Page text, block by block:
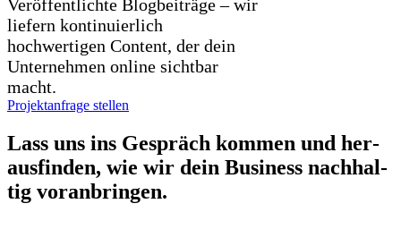
Veröffentlichte Blogbeiträge – wir
liefern kontinuierlich
hochwertigen Content, der dein
Unternehmen online sichtbar
macht.
Projektanfrage stellen
Lass uns ins Gespräch kom­men und her­
aus­fin­den, wie wir dein Busi­ness nach­hal­
tig vor­an­brin­gen.